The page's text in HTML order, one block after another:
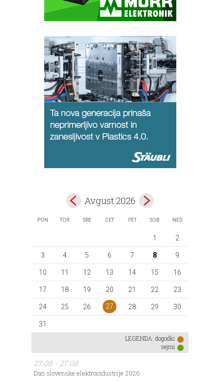
Avgust 2026
PON TOR SRE ČET PET SOB NED
1 2
3 4 5 6 7 8 9
10 11 12 13 14 15 16
17 18 19 20 21 22 23
24 25 26 27 28 29 30
31
LEGENDA: dogodki
sejmi
27.08 - 27.08
Dan slovenske elektroindustrije 2026